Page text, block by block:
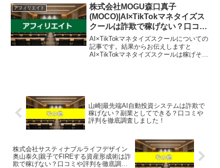
いう方は、自分が実際にやっていて、稼
げている案件...
アフィリエイト
株式会社MOGU森口真子
(MOCO)|AI×TikTokマネタイズス
クールは詐欺で稼げない？口コミ
や評判を徹底調査しました！
AI×TikTokマネタイズスクールについての
記事です。結果からお伝えしますと
AI×TikTokマネタイズスクールは稼げそう
山崎|最先端AI自動投資システムは詐欺で
稼げない？副業としてできる？口コミや
評判を徹底調査しました！
株式会社サスティナブルライフデザイン
奥山泰久|親子でFIREする資産形成術は詐
欺で稼げない？口コミや評判を徹底調査